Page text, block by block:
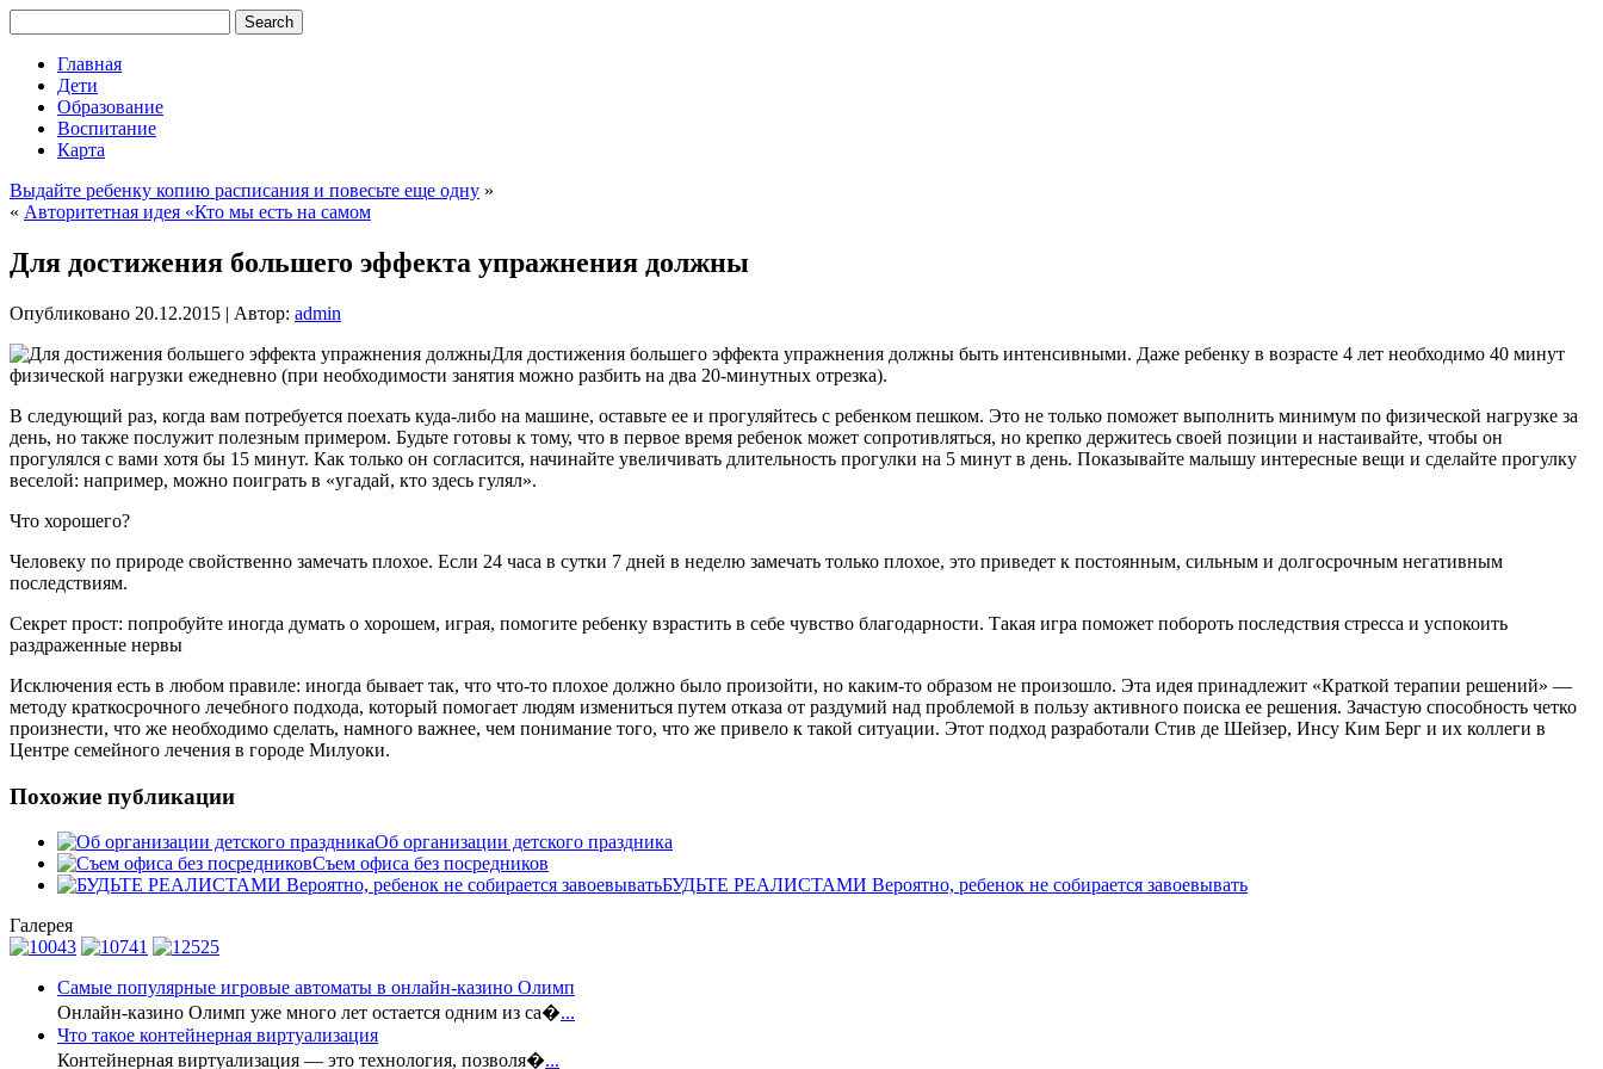
Главная
Дети
Образование
Воспитание
Карта
Выдайте ребенку копию расписания и повесьте еще одну »
« Авторитетная идея «Кто мы есть на самом
Для достижения большего эффекта упражнения должны
Опубликовано 20.12.2015 | Автор: admin
Для достижения большего эффекта упражнения должны быть интенсивными. Даже ребенку в возрасте 4 лет необходимо 40 минут
физической нагрузки ежедневно (при необходимости занятия можно разбить на два 20-минутных отрезка).
В следующий раз, когда вам потребуется поехать куда-либо на машине, оставьте ее и прогуляйтесь с ребенком пешком. Это не только поможет выполнить минимум по физической нагрузке за
день, но также послужит полезным примером. Будьте готовы к тому, что в первое время ребенок может сопротивляться, но крепко держитесь своей позиции и настаивайте, чтобы он
прогулялся с вами хотя бы 15 минут. Как только он согласится, начинайте увеличивать длительность прогулки на 5 минут в день. Показывайте малышу интересные вещи и сделайте прогулку
веселой: например, можно поиграть в «угадай, кто здесь гулял».
Что хорошего?
Человеку по природе свойственно замечать плохое. Если 24 часа в сутки 7 дней в неделю замечать только плохое, это приведет к постоянным, сильным и долгосрочным негативным
последствиям.
Секрет прост: попробуйте иногда думать о хорошем, играя, помогите ребенку взрастить в себе чувство благодарности. Такая игра поможет побороть последствия стресса и успокоить
раздраженные нервы
Исключения есть в любом правиле: иногда бывает так, что что-то плохое должно было произойти, но каким-то образом не произошло. Эта идея принадлежит «Краткой терапии решений» —
методу краткосрочного лечебного подхода, который помогает людям измениться путем отказа от раздумий над проблемой в пользу активного поиска ее решения. Зачастую способность четко
произнести, что же необходимо сделать, намного важнее, чем понимание того, что же привело к такой ситуации. Этот подход разработали Стив де Шейзер, Инсу Ким Берг и их коллеги в
Центре семейного лечения в городе Милуоки.
Похожие публикации
Об организации детского праздника
Съем офиса без посредников
БУДЬТЕ РЕАЛИСТАМИ Вероятно, ребенок не собирается завоевывать
Галерея
Самые популярные игровые автоматы в онлайн-казино Олимп
Онлайн-казино Олимп уже много лет остается одним из са�...
Что такое контейнерная виртуализация
Контейнерная виртуализация — это технология, позволя�...